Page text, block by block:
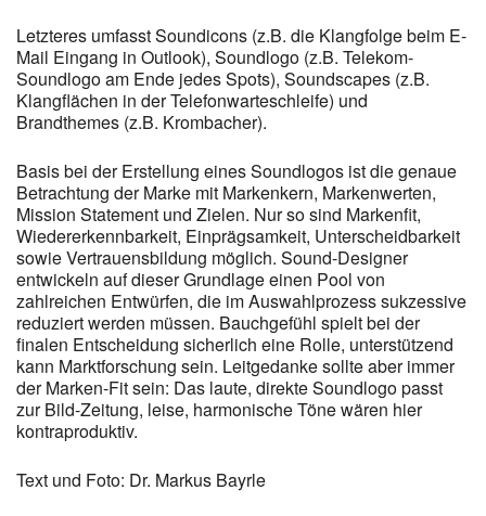
Letzteres umfasst Soundicons (z.B. die Klangfolge beim E-
Mail Eingang in Outlook), Soundlogo (z.B. Telekom-
Soundlogo am Ende jedes Spots), Soundscapes (z.B.
Klangflächen in der Telefonwarteschleife) und
Brandthemes (z.B. Krombacher).
Basis bei der Erstellung eines Soundlogos ist die genaue
Betrachtung der Marke mit Markenkern, Markenwerten,
Mission Statement und Zielen. Nur so sind Markenfit,
Wiedererkennbarkeit, Einprägsamkeit, Unterscheidbarkeit
sowie Vertrauensbildung möglich. Sound-Designer
entwickeln auf dieser Grundlage einen Pool von
zahlreichen Entwürfen, die im Auswahlprozess sukzessive
reduziert werden müssen. Bauchgefühl spielt bei der
finalen Entscheidung sicherlich eine Rolle, unterstützend
kann Marktforschung sein. Leitgedanke sollte aber immer
der Marken-Fit sein: Das laute, direkte Soundlogo passt
zur Bild-Zeitung, leise, harmonische Töne wären hier
kontraproduktiv.
Text und Foto: Dr. Markus Bayrle